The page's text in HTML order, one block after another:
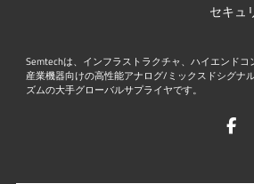
セキュ
Semtechは、インフラストラクチャ、ハイエンドコ
産業機器向けの高性能アナログ/ミックスドシグナ
ズムの大手グローバルサプライヤです。